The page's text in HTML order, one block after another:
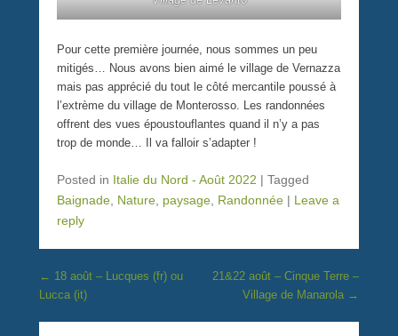
Pour cette première journée, nous sommes un peu
mitigés… Nous avons bien aimé le village de Vernazza
mais pas apprécié du tout le côté mercantile poussé à
l’extrème du village de Monterosso. Les randonnées
offrent des vues époustouflantes quand il n’y a pas
trop de monde… Il va falloir s’adapter !
Posted in Italie du Nord - Août 2022 | Tagged
Baignade Nature paysage Randonnée | Leave a
reply
Post navigation
← 18 août – Lucques (fr) ou
Lucca (it)
21&22 août – Cinque Terre –
Village de Manarola →